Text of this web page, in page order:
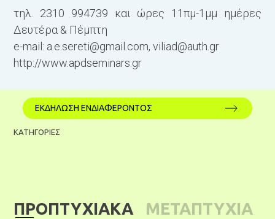
τηλ. 2310 994739 και ώρες 11πμ-1μμ ημέρες
Δευτέρα & Πέμπτη
e-mail: a.e.sereti@gmail.com,viliad@auth.gr
http://www.apdseminars.gr
ΕΚΔΗΛΩΣΗ ΕΝΔΙΑΦΕΡΟΝΤΟΣ
ΚΑΤΗΓΟΡΙΕΣ
ΠΡΟΠΤΥΧΙΑΚΑ
ΜΕΤΑΠΤΥΧΙΑ